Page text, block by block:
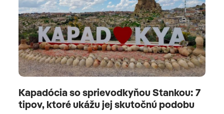
Kapadócia so sprievodkyňou Stankou: 7
tipov, ktoré ukážu jej skutočnú podobu